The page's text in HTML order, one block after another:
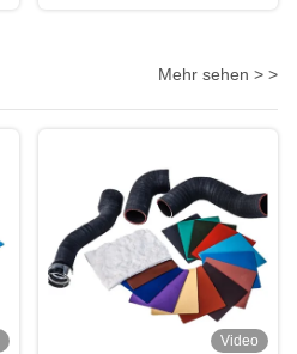
Mehr sehen > >
Video